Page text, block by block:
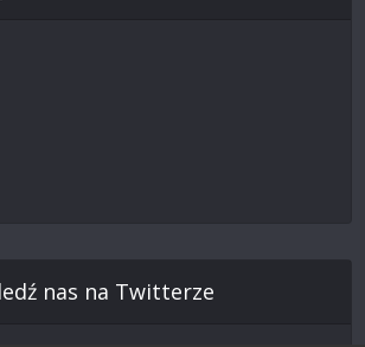
nas na Twitterze